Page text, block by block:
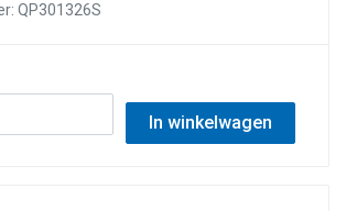
QP301326S
In winkelwagen